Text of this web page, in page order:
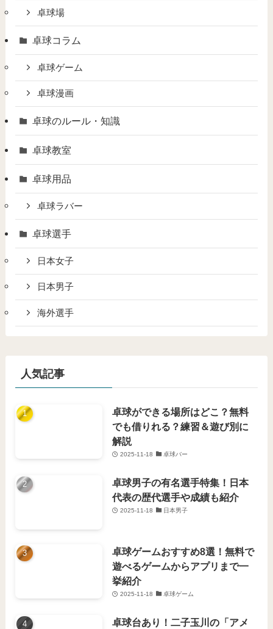
卓球場
卓球コラム
卓球ゲーム
卓球漫画
卓球のルール・知識
卓球教室
卓球用品
卓球ラバー
卓球選手
日本女子
日本男子
海外選手
人気記事
卓球ができる場所はどこ？無料
でも借りれる？練習＆遊び別に
解説
2025-11-18 卓球バー
卓球男子の有名選手特集！日本
代表の歴代選手や成績も紹介
2025-11-18 日本男子
卓球ゲームおすすめ8選！無料で
遊べるゲームからアプリまで一
挙紹介
2025-11-18 卓球ゲーム
卓球台あり！二子玉川の「アメ